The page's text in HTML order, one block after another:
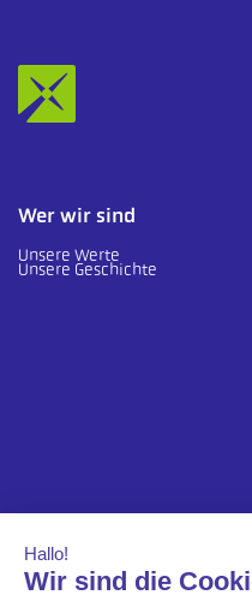
Wer wir sind
Unsere Werte
Unsere Geschichte